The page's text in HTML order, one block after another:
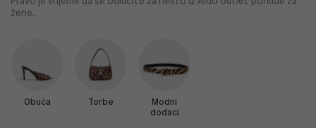
žene.
Obuća Torbe
Modni
dodaci